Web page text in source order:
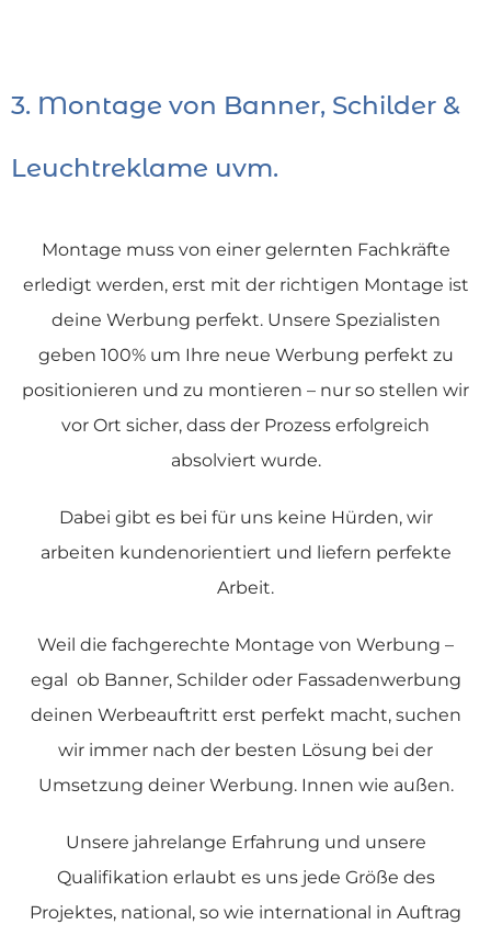
3. Montage von Banner, Schilder &
Leuchtreklame uvm.
Montage muss von einer gelernten Fachkräfte
erledigt werden, erst mit der richtigen Montage ist
deine Werbung perfekt. Unsere Spezialisten
geben 100% um Ihre neue Werbung perfekt zu
positionieren und zu montieren – nur so stellen wir
vor Ort sicher, dass der Prozess erfolgreich
absolviert wurde.
Dabei gibt es bei für uns keine Hürden, wir
arbeiten kundenorientiert und liefern perfekte
Arbeit.
Weil die fachgerechte Montage von Werbung –
egal ob Banner, Schilder oder Fassadenwerbung
deinen Werbeauftritt erst perfekt macht, suchen
wir immer nach der besten Lösung bei der
Umsetzung deiner Werbung. Innen wie außen.
Unsere jahrelange Erfahrung und unsere
Qualifikation erlaubt es uns jede Größe des
Projektes, national, so wie international in Auftrag